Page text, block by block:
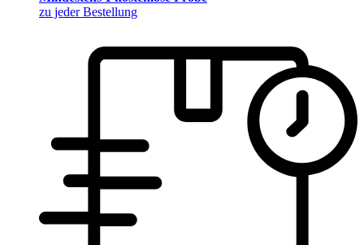
zu jeder Bestellung